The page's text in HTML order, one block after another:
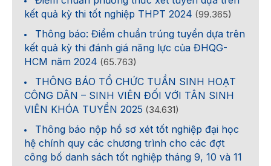
kết quả kỳ thi tốt nghiệp THPT 2024 (99.365)
Thông báo: Điểm chuẩn trúng tuyển dựa trên
kết quả kỳ thi đánh giá năng lực của ĐHQG-
HCM năm 2024 (65.763)
THÔNG BÁO TỔ CHỨC TUẦN SINH HOẠT
CÔNG DÂN – SINH VIÊN ĐỐI VỚI TÂN SINH
VIÊN KHÓA TUYỂN 2025 (34.631)
Thông báo nộp hồ sơ xét tốt nghiệp đại học
hệ chính quy các chương trình cho các đợt
công bố danh sách tốt nghiệp tháng 9, 10 và 11